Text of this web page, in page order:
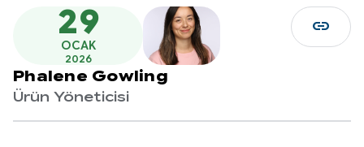
29
OCAK
2026
Phalene Gowling
Ürün Yöneticisi
link